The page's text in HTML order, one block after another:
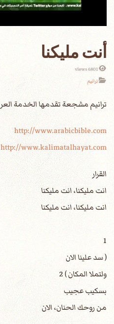
أنت مليكنا
6801 views
ترانيم
http://www.arabicbible.com
http://www.kalimatalhayat.com
القرار
انت مليكنا، انت مليكنا
انت مليكنا، انت مليكنا
1
( سد علينا الان
ولتملا المكان ) 2
بسكيب عجيب
من روحك الحنان، الان